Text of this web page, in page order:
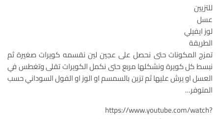
للتزيين
عسل
لوز ايفيلي
الطريقة
تمزج المكونات حتى نحصل على عجين لين نقسمه كويرات صغيرة ثم
نبسط كل كويرة ونشكلها مربع حتى نكمل الكويرات تقلى وتغطس في
العسل او يرش عليها ثم تزين بالسمسم او الوز او الفول السوداني حسب
المتوفر…
https://www.youtube.com/watch?